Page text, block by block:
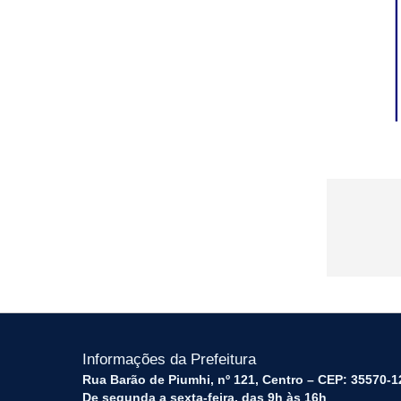
Informações da Prefeitura
Rua Barão de Piumhi, nº 121, Centro – CEP: 35570-
De segunda a sexta-feira, das 9h às 16h